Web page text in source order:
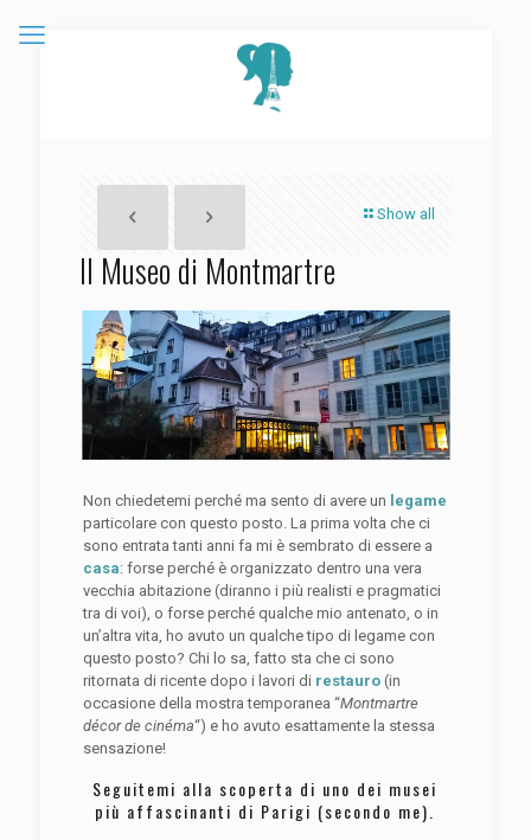
Show all
Il Museo di Montmartre
Non chiedetemi perché ma sento di avere un legame
particolare con questo posto. La prima volta che ci
sono entrata tanti anni fa mi è sembrato di essere a
casa: forse perché è organizzato dentro una vera
vecchia abitazione (diranno i più realisti e pragmatici
tra di voi), o forse perché qualche mio antenato, o in
un’altra vita, ho avuto un qualche tipo di legame con
questo posto? Chi lo sa, fatto sta che ci sono
ritornata di ricente dopo i lavori di restauro (in
occasione della mostra temporanea “Montmartre
décor de cinéma“) e ho avuto esattamente la stessa
sensazione!
Seguitemi alla scoperta di uno dei musei
più affascinanti di Parigi (secondo me).